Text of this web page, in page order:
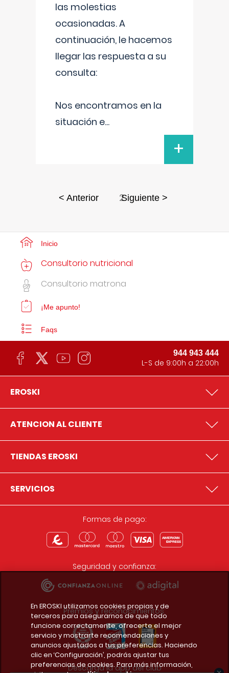
las molestias
ocasionadas. A
continuación, le hacemos
llegar las respuesta a su
consulta:
Nos encontramos en la
situación e...
+
< Anterior 2Siguiente >
Inicio
Consultorio nutricional
Consultorio matrona
¡Me apunto!
Faqs
944 943 444
L-S de 9:00h a 22:00h
EROSKI
ATENCION AL CLIENTE
TIENDAS EROSKI
SERVICIOS
Formas de pago:
Seguridad y confianza:
Premios y reconocimientos:
Descarga la app del club
En EROSKI utilizamos cookies propias y de
terceros para asegurarnos de que todo
funcione correctamente, ofrecerte el mejor
servicio y mostrarte recomendaciones y
anuncios ajustados a tus preferencias. Haciendo
clic en ‘Configuración’, podrás ajustar tus
preferencias de cookies. Para más información,